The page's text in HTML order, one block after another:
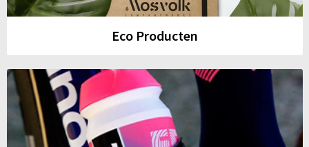
Eco Producten